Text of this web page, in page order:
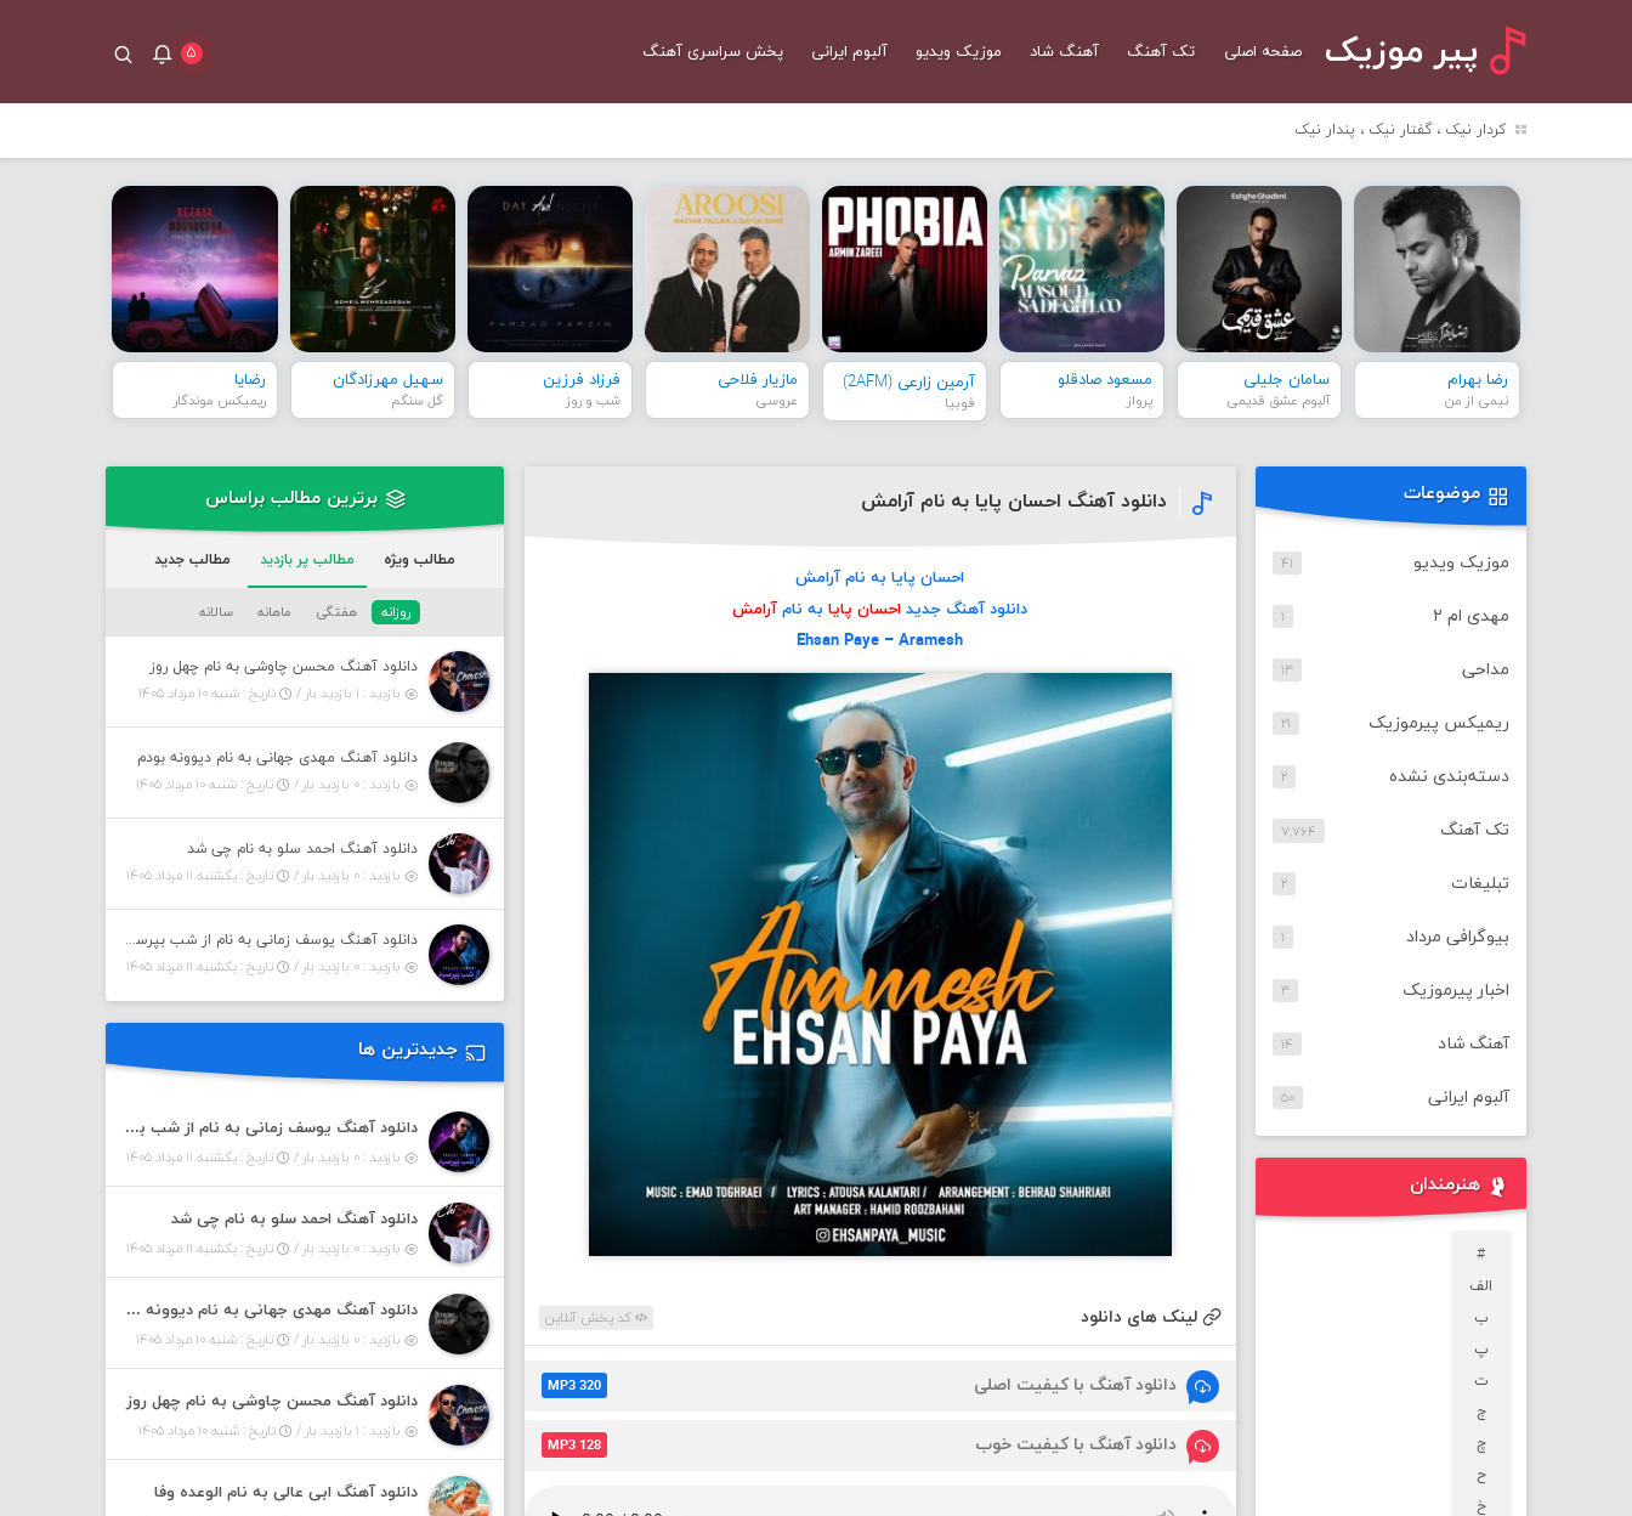
پیر موزیک صفحه اصلی تک آهنگ آهنگ شاد موزیک ویدیو آلبوم ایرانی پخش سراسری آهنگ ۵
کردار نیک ، گفتار نیک ، پندار نیک
رضا بهرام
نیمی از من
سامان جلیلی
آلبوم عشق قدیمی
مسعود صادقلو
پرواز
آرمین زارعی (2AFM)
فوبیا
مازیار فلاحی
عروسی
فرزاد فرزین
شب و روز
سهیل مهرزادگان
گل سنگم
رضایا
ریمیکس موندگار
دانلود آهنگ احسان پایا به نام آرامش
احسان پایا به نام آرامش
دانلود آهنگ جدیداحسان پایابه نامآرامش
Ehsan Paye – Aramesh
لینک های دانلود کد پخش آنلاین
دانلود آهنگ با کیفیت اصلی MP3 320
دانلود آهنگ با کیفیت خوب MP3 128
موضوعات
موزیک ویدیو ۴۱
مهدی ام ۲ ۱
مداحی ۱۳
ریمیکس پیرموزیک ۲۱
دسته‌بندی نشده ۲
تک آهنگ ۷,۷۶۴
تبلیغات ۲
بیوگرافی مرداد ۱
اخبار پیرموزیک ۳
آهنگ شاد ۱۴
آلبوم ایرانی ۵۰
هنرمندان
#
الف
ب
پ
ت
ج
چ
ح
خ
برترین مطالب براساس
مطالب ویژه مطالب پر بازدید مطالب جدید
روزانه هفتگی ماهانه سالانه
دانلود آهنگ محسن چاوشی به نام چهل روز
بازدید : ۱ بازدید بار /
تاریخ : شنبه ۱۰ مرداد ۱۴۰۵
دانلود آهنگ مهدی جهانی به نام دیوونه بودم
بازدید : ۰ بازدید بار /
تاریخ : شنبه ۱۰ مرداد ۱۴۰۵
دانلود آهنگ احمد سلو به نام چی شد
بازدید : ۰ بازدید بار /
تاریخ : یکشنبه ۱۱ مرداد ۱۴۰۵
دانلود آهنگ یوسف زمانی به نام از شب بپرسین میگه چه روزگاری دارم
بازدید : ۰ بازدید بار /
تاریخ : یکشنبه ۱۱ مرداد ۱۴۰۵
جدیدترین ها
دانلود آهنگ یوسف زمانی به نام از شب بپرسین میگه چه روزگاری دارم
بازدید : ۰ بازدید بار / تاریخ : یکشنبه ۱۱ مرداد ۱۴۰۵
دانلود آهنگ احمد سلو به نام چی شد
بازدید : ۰ بازدید بار / تاریخ : یکشنبه ۱۱ مرداد ۱۴۰۵
دانلود آهنگ مهدی جهانی به نام دیوونه بودم
بازدید : ۰ بازدید بار / تاریخ : شنبه ۱۰ مرداد ۱۴۰۵
دانلود آهنگ محسن چاوشی به نام چهل روز
بازدید : ۱ بازدید بار / تاریخ : شنبه ۱۰ مرداد ۱۴۰۵
دانلود آهنگ ابی عالی به نام الوعده وفا